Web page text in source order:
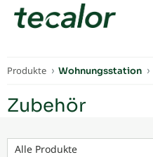
FACHKUNDEN
Produkte Wohnungsstation
Zubehör
Alle Produkte